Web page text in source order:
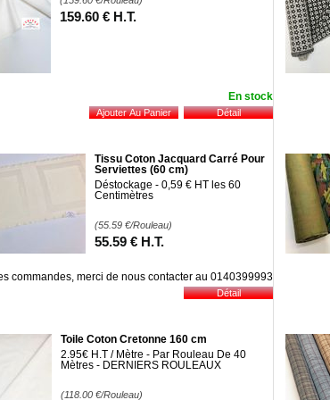
159.60 € H.T.
En stock
Tissu Coton Jacquard Carré Pour
Serviettes (60 cm)
Déstockage - 0,59 € HT les 60
Centimètres
(55.59 €/Rouleau)
55.59 € H.T.
commandes, merci de nous contacter au 0140399993
Toile Coton Cretonne 160 cm
2.95€ H.T / Mètre - Par Rouleau De 40
Mètres - DERNIERS ROULEAUX
(118.00 €/Rouleau)